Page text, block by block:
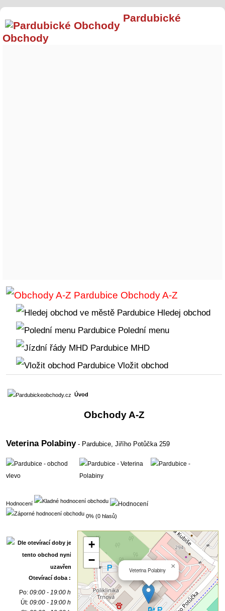
Pardubické
Obchody
Obchody A-Z
Hledej obchod
Polední menu
MHD
Vložit obchod
Úvod
Obchody A-Z
Veterina Polabiny- Pardubice,Jiřího Potůčka 259
Hodnocení
0% (0 hlasů)
Otevírací doba :
Po:09:00 - 19:00 h
Út:09:00 - 19:00 h
Veterina Polabiny ×
+
−